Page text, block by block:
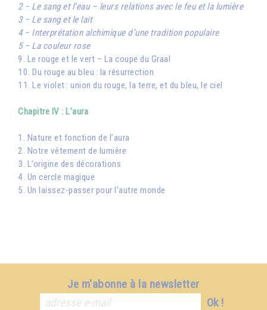
2 − Le sang et l’eau – leurs relations avec le feu et la lumière
3 − Le sang et le lait
4 − Interprétation alchimique d’une tradition populaire
5 − La couleur rose
9. Le rouge et le vert – La coupe du Graal
10. Du rouge au bleu : la résurrection
11. Le violet : union du rouge, la terre, et du bleu, le ciel
Chapitre IV : L’aura
1. Nature et fonction de l’aura
2. Notre vêtement de lumière
3. L’origine des décorations
4. Un cercle magique
5. Un laissez-passer pour l’autre monde
Je m'abonne à la newsletter
Ok !